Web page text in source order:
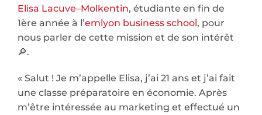
Elisa Lacuve–Molkentin, étudiante en fin de
1ère année à l’emlyon business school, pour
nous parler de cette mission et de son intérêt
🔎.
« Salut ! Je m’appelle Elisa, j’ai 21 ans et j’ai fait
une classe préparatoire en économie. Après
m’être intéressée au marketing et effectué un